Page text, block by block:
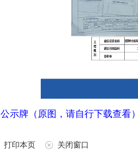
公示牌（原图，请自行下载查看
打印本页 关闭窗口